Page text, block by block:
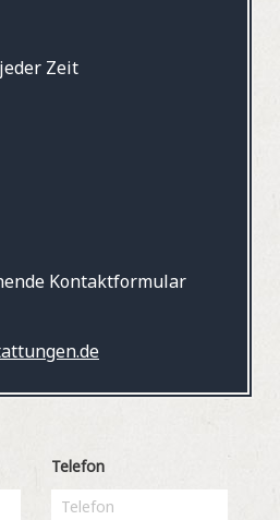
Zeit
Kontaktformular
Telefon